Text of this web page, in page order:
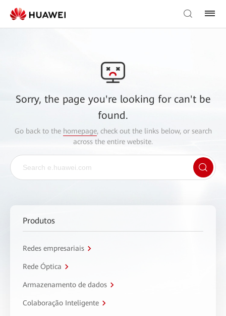
Sorry, the page you're looking for can't be
found.
Go back to the homepage, check out the links below, or search
across the entire website.
Produtos
Redes empresariais
Rede Óptica
Armazenamento de dados
Colaboração Inteligente